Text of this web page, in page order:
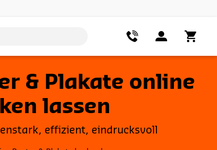
& Plakate online
lassen
effizient, eindrucksvoll